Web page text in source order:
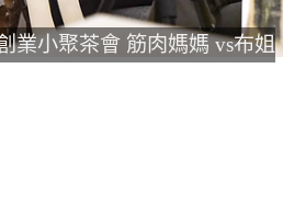
業小聚茶會 筋肉媽媽 vs布姐